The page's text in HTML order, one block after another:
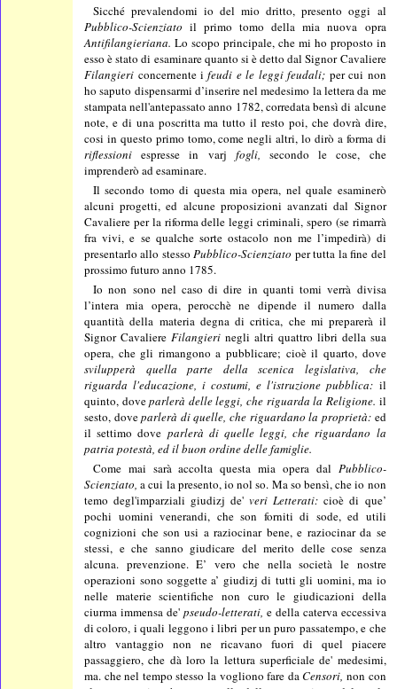
Sicché prevalendomi io del mio dritto, presento oggi al
Pubblico-Scienziato il primo tomo della mia nuova opra
Antifilangieriana. Lo scopo principale, che mi ho proposto in
esso è stato di esaminare quanto si è detto dal Signor Cavaliere
Filangieri concernente ifeudi e le leggi feudali; per cui non
ho saputo dispensarmi d’inserire nel medesimo la lettera da me
stampata nell'antepassato anno 1782, corredata bensì di alcune
note, e di una poscritta ma tutto il resto poi, che dovrà dire,
cosi in questo primo tomo, come negli altri, lo dirò a forma di
riflessioni espresse in varj fogli, secondo le cose, che
imprenderò ad esaminare.
Il secondo tomo di questa mia opera, nel quale esaminerò
alcuni progetti, ed alcune proposizioni avanzati dal Signor
Cavaliere per la riforma delle leggi criminali, spero (se rimarrà
fra vivi, e se qualche sorte ostacolo non me l’impedirà) di
presentarlo allo stessoPubblico-Scienziato per tutta la fine del
prossimo futuro anno 1785.
Io non sono nel caso di dire in quanti tomi verrà divisa
l’intera mia opera, perocchè ne dipende il numero dalla
quantità della materia degna di critica, che mi preparerà il
Signor Cavaliere Filangierinegli altri quattro libri della sua
opera, che gli rimangono a pubblicare; cioè il quarto, dove
svilupperà quella parte della scenica legislativa, che
riguarda l'educazione, i costumi, e l'istruzione pubblica: il
quinto, doveparlerà delle leggi, che riguarda la Religione. il
sesto, doveparlerà di quelle, che riguardano la proprietà:ed
il settimo dove parlerà di quelle leggi, che riguardano la
patria potestà, ed il buon ordine delle famiglie.
Come mai sarà accolta questa mia opera dal Pubblico-
Scienziato,a cui la presento, io nol so. Ma so bensì, che io non
temo degl'imparziali giudizj de'veri Letterati:cioè di que’
pochi uomini venerandi, che son forniti di sode, ed utili
cognizioni che son usi a raziocinar bene, e raziocinar da se
stessi, e che sanno giudicare del merito delle cose senza
alcuna. prevenzione. E’ vero che nella società le nostre
operazioni sono soggette a’ giudizj di tutti gli uomini, ma io
nelle materie scientifiche non curo le giudicazioni della
ciurma immensa de' pseudo-letterati, e della caterva eccessiva
di coloro, i quali leggono i libri per un puro passatempo, e che
altro vantaggio non ne ricavano fuori di quel piacere
passaggiero, che dà loro la lettura superficiale de' medesimi,
ma. che nel tempo stesso la vogliono fare daCensori, non con